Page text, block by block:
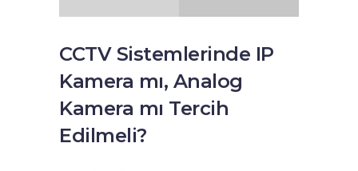
CCTV Sistemlerinde IP
Kamera mı, Analog
Kamera mı Tercih
Edilmeli?